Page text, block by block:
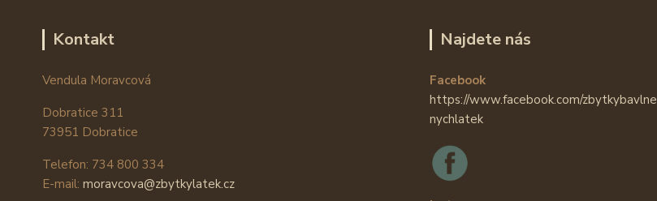
Kontakt
Vendula Moravcová
Dobratice 311
73951 Dobratice
Telefon: 734 800 334
E-mail: moravcova@zbytkylatek.cz
Najdete nás
Facebook
https://www.facebook.com/zbytkybavlne
nychlatek